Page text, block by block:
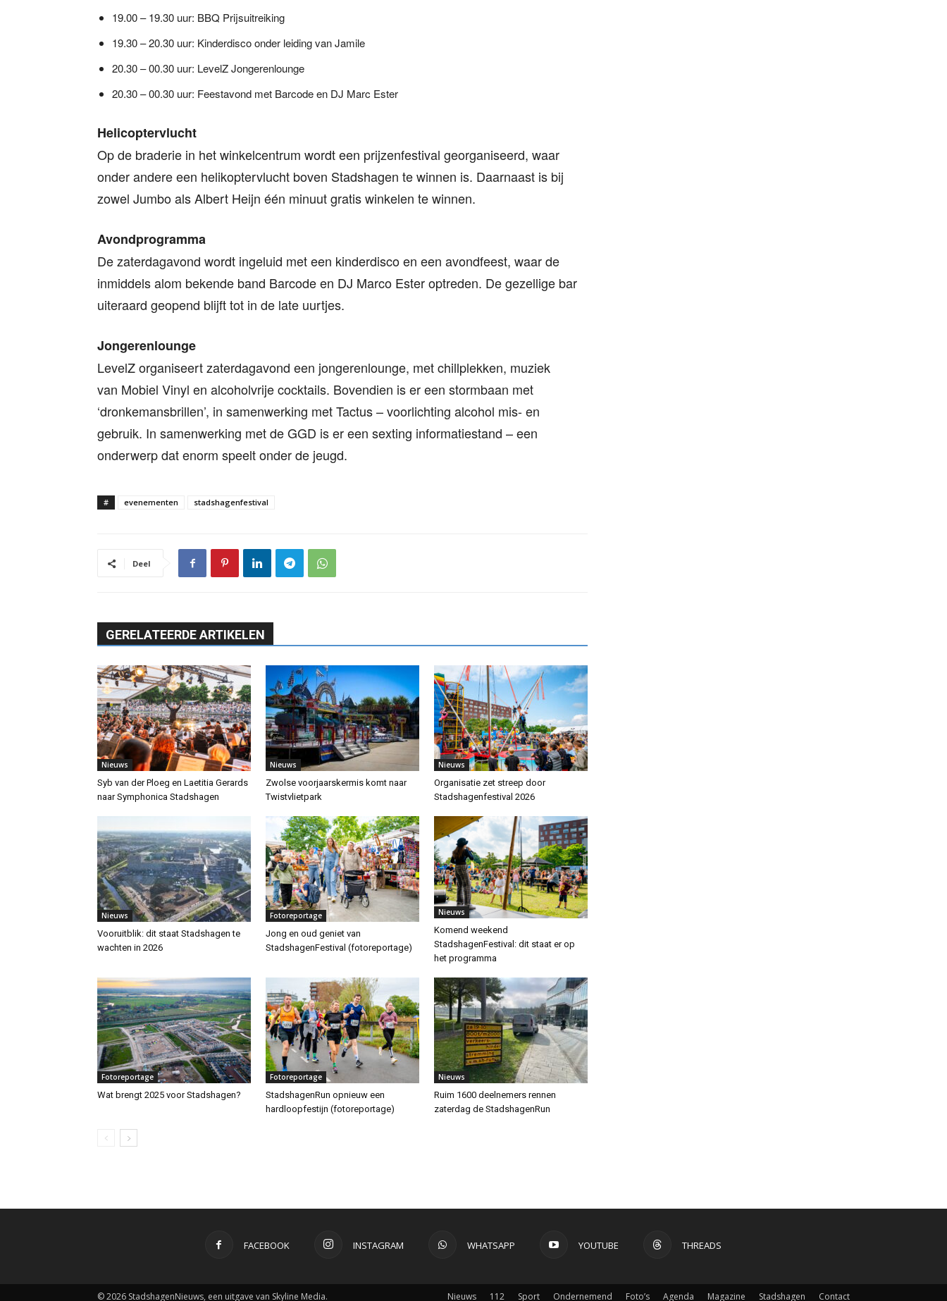
19.00 – 19.30 uur: BBQ Prijsuitreiking
19.30 – 20.30 uur: Kinderdisco onder leiding van Jamile
20.30 – 00.30 uur: LevelZ Jongerenlounge
20.30 – 00.30 uur: Feestavond met Barcode en DJ Marc Ester
Helicoptervlucht
Op de braderie in het winkelcentrum wordt een prijzenfestival georganiseerd, waar
onder andere een helikoptervlucht boven Stadshagen te winnen is. Daarnaast is bij
zowel Jumbo als Albert Heijn één minuut gratis winkelen te winnen.
Avondprogramma
De zaterdagavond wordt ingeluid met een kinderdisco en een avondfeest, waar de
inmiddels alom bekende band Barcode en DJ Marco Ester optreden. De gezellige bar
uiteraard geopend blijft tot in de late uurtjes.
Jongerenlounge
LevelZ organiseert zaterdagavond een jongerenlounge, met chillplekken, muziek
van Mobiel Vinyl en alcoholvrije cocktails. Bovendien is er een stormbaan met
‘dronkemansbrillen’, in samenwerking met Tactus – voorlichting alcohol mis- en
gebruik. In samenwerking met de GGD is er een sexting informatiestand – een
onderwerp dat enorm speelt onder de jeugd.
# evenementen stadshagenfestival
Deel
GERELATEERDE ARTIKELEN
Nieuws
Syb van der Ploeg en Laetitia Gerards
naar Symphonica Stadshagen
Nieuws
Zwolse voorjaarskermis komt naar
Twistvlietpark
Nieuws
Organisatie zet streep door
Stadshagenfestival 2026
Nieuws
Vooruitblik: dit staat Stadshagen te
wachten in 2026
Fotoreportage
Jong en oud geniet van
StadshagenFestival (fotoreportage)
Nieuws
Komend weekend
StadshagenFestival: dit staat er op
het programma
Fotoreportage
Wat brengt 2025 voor Stadshagen?
Fotoreportage
StadshagenRun opnieuw een
hardloopfestijn (fotoreportage)
Nieuws
Ruim 1600 deelnemers rennen
zaterdag de StadshagenRun
FACEBOOK INSTAGRAM WHATSAPP YOUTUBE THREADS
Nieuws 112 Sport Ondernemend Foto’s Agenda Magazine Stadshagen Contact
© 2026 StadshagenNieuws, een uitgave van Skyline Media.